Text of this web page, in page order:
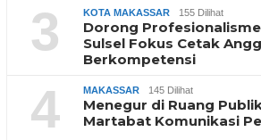
3 KOTA MAKASSAR 155 Dilihat
Dorong
Sulsel Fokus Cetak
Berkompetensi
4 MAKASSAR 145 Dilihat
Menegur di Ruang
Martabat Komunikasi